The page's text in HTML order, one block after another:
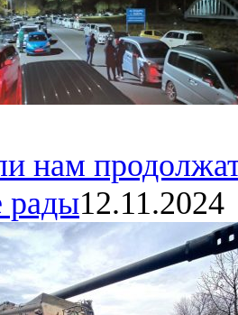
нам
рады12.11.2024